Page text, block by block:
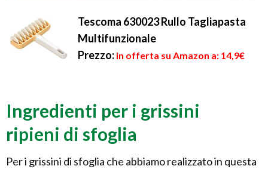
Tescoma 630023 Rullo Tagliapasta
Multifunzionale
Prezzo: in offerta su Amazon a: 14,9€
Ingredienti per i grissini
ripieni di sfoglia
Per i grissini di sfoglia che abbiamo realizzato in questa